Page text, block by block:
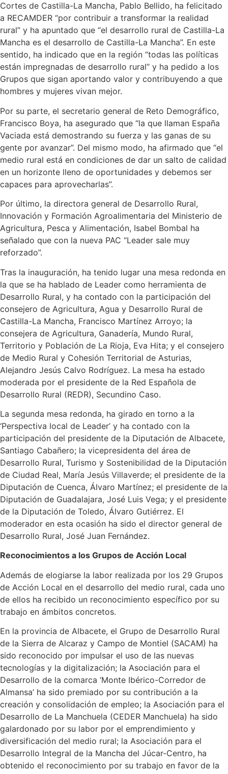
Cortes de Castilla-La Mancha, Pablo Bellido, ha felicitado
a RECAMDER “por contribuir a transformar la realidad
rural” y ha apuntado que “el desarrollo rural de Castilla-La
Mancha es el desarrollo de Castilla-La Mancha”. En este
sentido, ha indicado que en la región “todas las políticas
están impregnadas de desarrollo rural” y ha pedido a los
Grupos que sigan aportando valor y contribuyendo a que
hombres y mujeres vivan mejor.
Por su parte, el secretario general de Reto Demográfico,
Francisco Boya, ha asegurado que “la que llaman España
Vaciada está demostrando su fuerza y las ganas de su
gente por avanzar”. Del mismo modo, ha afirmado que “el
medio rural está en condiciones de dar un salto de calidad
en un horizonte lleno de oportunidades y debemos ser
capaces para aprovecharlas”.
Por último, la directora general de Desarrollo Rural,
Innovación y Formación Agroalimentaria del Ministerio de
Agricultura, Pesca y Alimentación, Isabel Bombal ha
señalado que con la nueva PAC “Leader sale muy
reforzado”.
Tras la inauguración, ha tenido lugar una mesa redonda en
la que se ha hablado de Leader como herramienta de
Desarrollo Rural, y ha contado con la participación del
consejero de Agricultura, Agua y Desarrollo Rural de
Castilla-La Mancha, Francisco Martínez Arroyo; la
consejera de Agricultura, Ganadería, Mundo Rural,
Territorio y Población de La Rioja, Eva Hita; y el consejero
de Medio Rural y Cohesión Territorial de Asturias,
Alejandro Jesús Calvo Rodríguez. La mesa ha estado
moderada por el presidente de la Red Española de
Desarrollo Rural (REDR), Secundino Caso.
La segunda mesa redonda, ha girado en torno a la
‘Perspectiva local de Leader’ y ha contado con la
participación del presidente de la Diputación de Albacete,
Santiago Cabañero; la vicepresidenta del área de
Desarrollo Rural, Turismo y Sostenibilidad de la Diputación
de Ciudad Real, María Jesús Villaverde; el presidente de la
Diputación de Cuenca, Álvaro Martínez; el presidente de la
Diputación de Guadalajara, José Luis Vega; y el presidente
de la Diputación de Toledo, Álvaro Gutiérrez. El
moderador en esta ocasión ha sido el director general de
Desarrollo Rural, José Juan Fernández.
Reconocimientos a los Grupos de Acción Local
Además de elogiarse la labor realizada por los 29 Grupos
de Acción Local en el desarrollo del medio rural, cada uno
de ellos ha recibido un reconocimiento específico por su
trabajo en ámbitos concretos.
En la provincia de Albacete, el Grupo de Desarrollo Rural
de la Sierra de Alcaraz y Campo de Montiel (SACAM) ha
sido reconocido por impulsar el uso de las nuevas
tecnologías y la digitalización; la Asociación para el
Desarrollo de la comarca ‘Monte Ibérico-Corredor de
Almansa’ ha sido premiado por su contribución a la
creación y consolidación de empleo; la Asociación para el
Desarrollo de La Manchuela (CEDER Manchuela) ha sido
galardonado por su labor por el emprendimiento y
diversificación del medio rural; la Asociación para el
Desarrollo Integral de la Mancha del Júcar-Centro, ha
obtenido el reconocimiento por su trabajo en favor de la